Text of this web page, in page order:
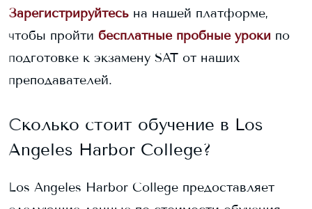
Зарегистрируйтесь на нашей платформе,
чтобы пройти бесплатные пробные уроки по
подготовке к экзамену SAT от наших
преподавателей.
Сколько стоит обучение в Los
Angeles Harbor College?
Los Angeles Harbor College предоставляет